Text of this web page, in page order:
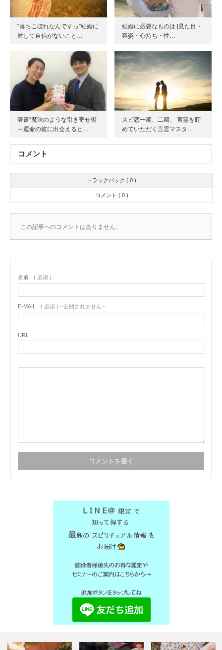
“落ちこぼれなんですっ”結婚に
対して自信がないこと…
結婚に必要なものは [見た目・
容姿・心持ち・性…
著書“魔法のような引き寄せ術
～運命の彼に出会えるヒ…
スピ恋一期、二期、 言霊を貯
めていただく言霊マスタ…
コメント
トラックバック ( 0 )
コメント ( 0 )
この記事へのコメントはありません。
名前 ( 必須 )
E-MAIL ( 必須 ) - 公開されません -
URL